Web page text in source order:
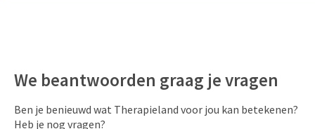
We beantwoorden graag je vragen
Ben je benieuwd wat Therapieland voor jou kan betekenen?
Heb je nog vragen?